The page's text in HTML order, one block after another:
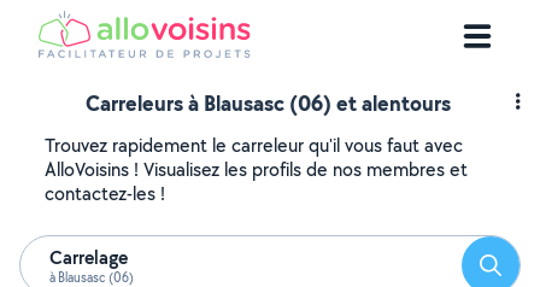
Carreleurs à Blausasc (06) et alentours
Trouvez rapidement le carreleur qu'il vous faut avec
AlloVoisins ! Visualisez les profils de nos membres et
contactez-les !
Carrelage
à Blausasc (06)